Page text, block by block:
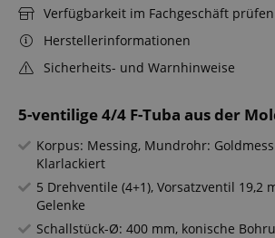
5-ventilige 4/4 F-Tuba aus der
Korpus: Messing, Mundrohr:
Klarlackiert
5 Drehventile (4+1), Vorsatzventil 19,2
Gelenke
Schallstück-Ø: 400 mm, konische
Verfügbarkeit im Fachgeschäft prüfen
Herstellerinformationen
Sicherheits- und Warnhinweise